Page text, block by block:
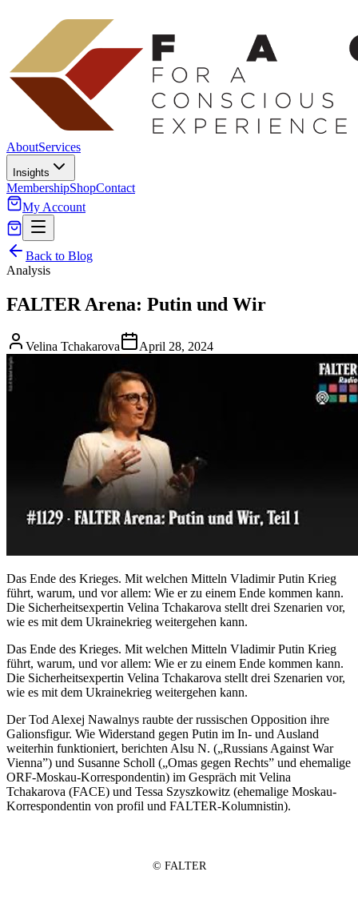
AboutServices
Insights
MembershipShopContact
My Account
Back to Blog
Analysis
FALTER Arena: Putin und Wir
Velina Tchakarova April 28, 2024
Das Ende des Krieges. Mit welchen Mitteln Vladimir Putin Krieg
führt, warum, und vor allem: Wie er zu einem Ende kommen kann.
Die Sicherheitsexpertin Velina Tchakarova stellt drei Szenarien vor,
wie es mit dem Ukrainekrieg weitergehen kann.
Das Ende des Krieges. Mit welchen Mitteln Vladimir Putin Krieg
führt, warum, und vor allem: Wie er zu einem Ende kommen kann.
Die Sicherheitsexpertin Velina Tchakarova stellt drei Szenarien vor,
wie es mit dem Ukrainekrieg weitergehen kann.
Der Tod Alexej Nawalnys raubte der russischen Opposition ihre
Galionsfigur. Wie Widerstand gegen Putin im In- und Ausland
weiterhin funktioniert, berichten Alsu N. („Russians Against War
Vienna”) und Susanne Scholl („Omas gegen Rechts” und ehemalige
ORF-Moskau-Korrespondentin) im Gespräch mit Velina
Tchakarova (FACE) und Tessa Szyszkowitz (ehemalige Moskau-
Korrespondentin von profil und FALTER-Kolumnistin).
© FALTER